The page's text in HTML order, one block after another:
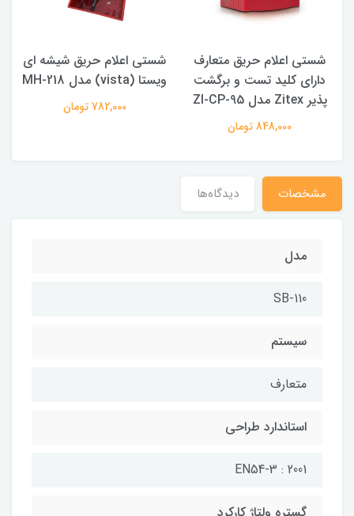
شستی اعلام حریق متعارف
دارای کلید تست و برگشت
پذیر Zitex مدل ZI-CP-95
848,000 تومان
شستی اعلام حریق شیشه ای
ویستا (vista) مدل MH-218
782,000 تومان
مشخصات دیدگاه‌ها
مدل
SB-110
سیستم
متعارف
استاندارد طراحی
EN54-3 : 2001